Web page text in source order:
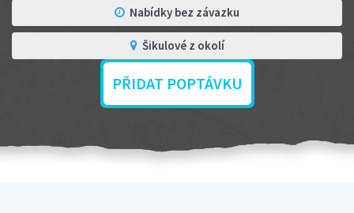
Nabídky bez závazku
Šikulové z okolí
PŘIDAT POPTÁVKU